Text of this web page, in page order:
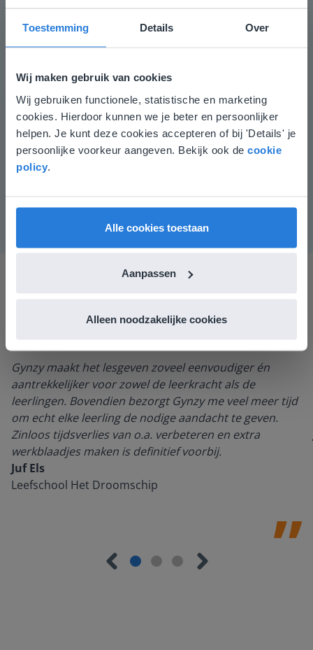
Toestemming Details Over
Wij maken gebruik van cookies
Wij gebruiken functionele, statistische en marketing
cookies. Hierdoor kunnen we je beter en persoonlijker
helpen. Je kunt deze cookies accepteren of bij 'Details' je
persoonlijke voorkeur aangeven. Bekijk ook de cookie
policy
Alle cookies toestaan
Aanpassen
Alleen noodzakelijke cookies
Aandachtspunten
Leerlingen die moeite hebben met het aftrekken van
gebruikmaken van een geldbakje. Laat hen eerst een
geldbedrag neerleggen tot en met 20 euro. Haal een
aantal briefjes of muntgeld weg en vraag hoeveel geld
er nog ligt.
Instructiemateriaal
Dobbelsteen en een geldbakje met muntstukken van 1
Gynzy maakt het lesgeven zoveel eenvoudiger én
aantrekkelijker voor zowel de leerkracht als de
leerlingen. Bovendien bezorgt Gynzy me veel meer tijd
om echt elke leerling de nodige aandacht te geven.
Zinloos tijdsverlies van o.a. verbeteren en extra
werkblaadjes maken is definitief voorbij.
Juf Els
Leefschool Het Droomschip
Deze website komt niet
overeen met je locatie
Gezien je locatie, denken we dat je misschien
liever naar de website voor English gaat. Hier
English
Vlaanderen